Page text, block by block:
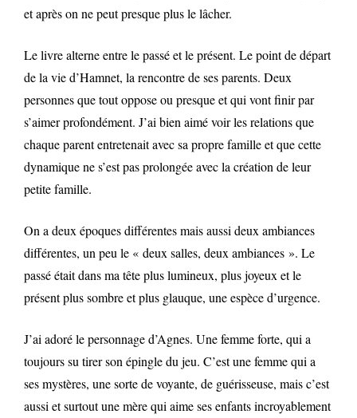
et après on ne peut presque plus le lâcher.
Le livre alterne entre le passé et le présent. Le point de départ
de la vie d’Hamnet, la rencontre de ses parents. Deux
personnes que tout oppose ou presque et qui vont finir par
s’aimer profondément. J’ai bien aimé voir les relations que
chaque parent entretenait avec sa propre famille et que cette
dynamique ne s’est pas prolongée avec la création de leur
petite famille.
On a deux époques différentes mais aussi deux ambiances
différentes, un peu le « deux salles, deux ambiances ». Le
passé était dans ma tête plus lumineux, plus joyeux et le
présent plus sombre et plus glauque, une espèce d’urgence.
J’ai adoré le personnage d’Agnes. Une femme forte, qui a
toujours su tirer son épingle du jeu. C’est une femme qui a
ses mystères, une sorte de voyante, de guérisseuse, mais c’est
aussi et surtout une mère qui aime ses enfants incroyablement